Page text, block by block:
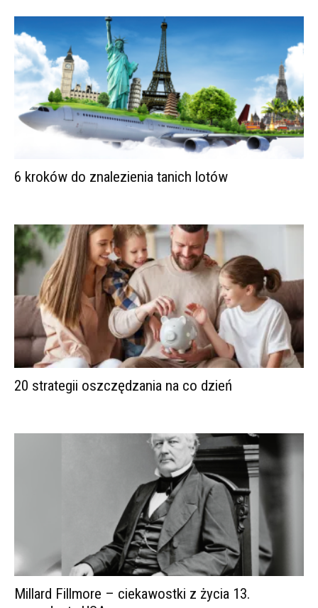
6 kroków do znalezienia tanich lotów
20 strategii oszczędzania na co dzień
Millard Fillmore – ciekawostki z życia 13.